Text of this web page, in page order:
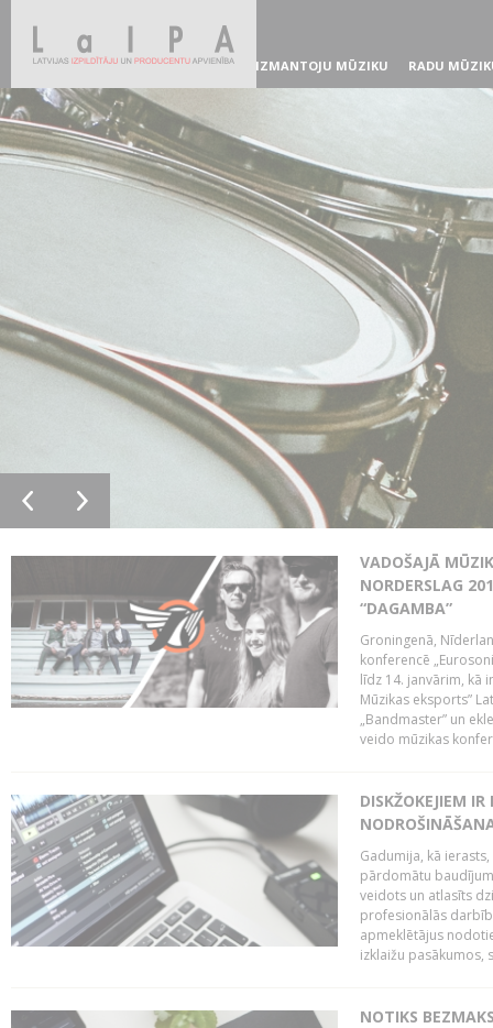
IZMANTOJU MŪZIKU RADU
VADOŠAJĀ
NORDERSLAG
“DAGAMBA”
Groningenā,
konferencē
līdz 14. janvārim, kā
Mūzikas eksports”
„Bandmaster” un
veido mūzikas
DISKŽOKEJIEM
Gadumija, kā
pārdomātu
veidots un atlasīts
profesionālās
apmeklētājus
izklaižu pasākumos,
NOTIKS